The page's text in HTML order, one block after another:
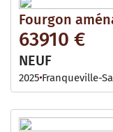
Fourgon
63910 €
NEUF
2025 Franqueville-